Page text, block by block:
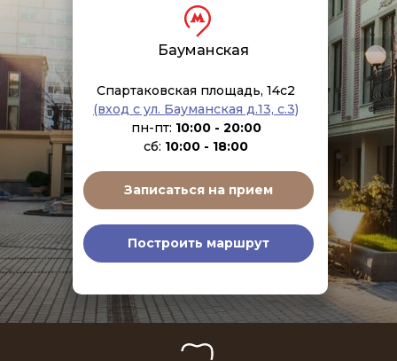
Записаться на прием
Спартаковская площадь, 14с2
(вход с ул. Бауманская д.13, с.3)
пн-пт: 10:00 - 20:00
сб: 10:00 - 18:00
Бауманская
Построить маршрут